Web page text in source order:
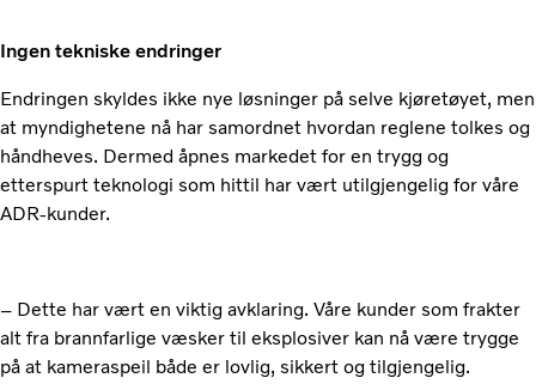
Ingen tekniske endringer
Endringen skyldes ikke nye løsninger på selve kjøretøyet, men
at myndighetene nå har samordnet hvordan reglene tolkes og
håndheves. Dermed åpnes markedet for en trygg og
etterspurt teknologi som hittil har vært utilgjengelig for våre
ADR-kunder.
– Dette har vært en viktig avklaring. Våre kunder som frakter
alt fra brannfarlige væsker til eksplosiver kan nå være trygge
på at kameraspeil både er lovlig, sikkert og tilgjengelig.